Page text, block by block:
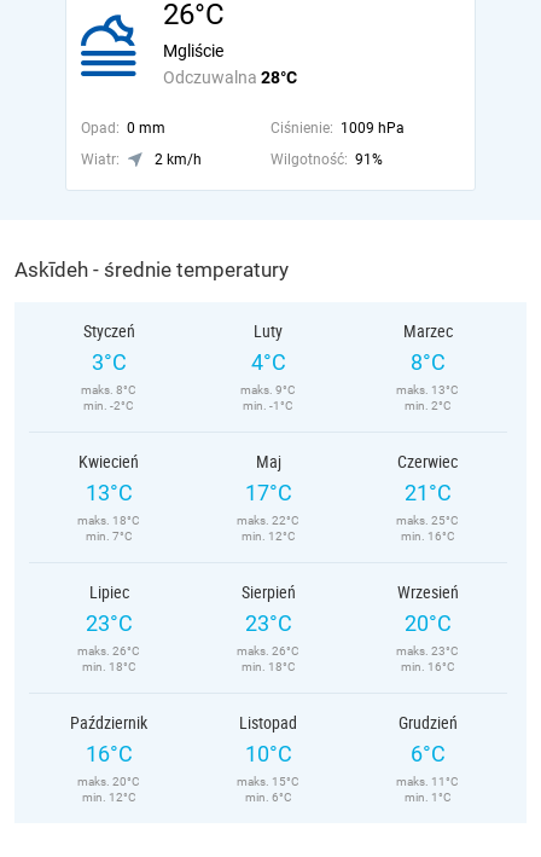
26°C
Odczuwalna 28°C
Mgliście
Opad: 0 mm Ciśnienie: 1009 hPa
Wiatr:
2 km/h Wilgotność: 91%
Askīdeh - średnie temperatury
Styczeń
3°C
maks. 8°C
min. -2°C
Luty
4°C
maks. 9°C
min. -1°C
Marzec
8°C
maks. 13°C
min. 2°C
Kwiecień
13°C
maks. 18°C
min. 7°C
Maj
17°C
maks. 22°C
min. 12°C
Czerwiec
21°C
maks. 25°C
min. 16°C
Lipiec
23°C
maks. 26°C
min. 18°C
Sierpień
23°C
maks. 26°C
min. 18°C
Wrzesień
20°C
maks. 23°C
min. 16°C
Październik
16°C
maks. 20°C
min. 12°C
Listopad
10°C
maks. 15°C
min. 6°C
Grudzień
6°C
maks. 11°C
min. 1°C